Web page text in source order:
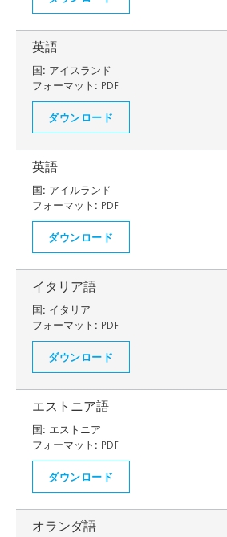
英語
国: アイスランド
フォーマット: PDF
ダウンロード
英語
国: アイルランド
フォーマット: PDF
ダウンロード
イタリア語
国: イタリア
フォーマット: PDF
ダウンロード
エストニア語
国: エストニア
フォーマット: PDF
ダウンロード
オランダ語